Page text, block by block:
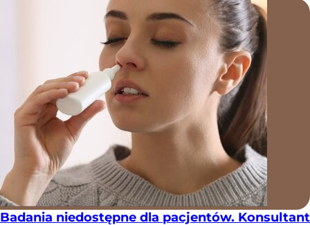
Badania niedostępne dla pacjentów. Konsultant